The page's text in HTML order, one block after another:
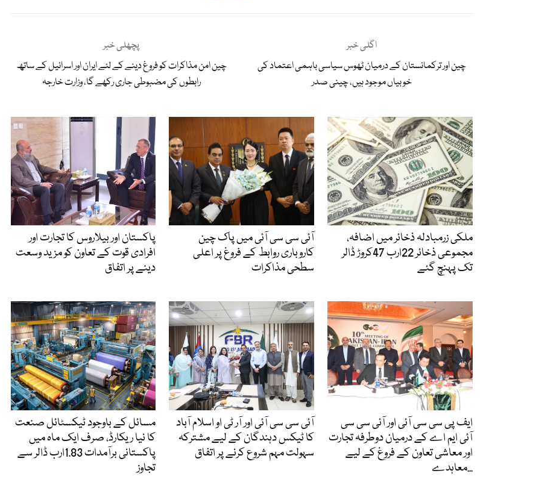
پچھلی خبر
چین امن مذاکرات کو فروغ دینے کے لئے ایران اور اسرائیل کے ساتھ
رابطوں کی مضبوطی جاری رکھے گا، وزارت خارجہ
اگلی خبر
چین اور ترکمانستان کے درمیان ٹھوس سیاسی باہمی اعتماد کی
خوبیاں موجود ہیں، چینی صدر
پاکستان اور بیلاروس کا تجارت اور
افرادی قوت کے تعاون کو مزید وسعت
دینے پر اتفاق
آئی سی سی آئی میں پاک چین
کاروباری روابط کے فروغ پر اعلی
سطحی مذاکرات
ملکی زرمبادلہ ذخائر میں اضافہ،
مجموعی ذخائر 22ارب 47کروڑ ڈالر
تک پہنچ گئے
مسائل کے باوجود ٹیکسٹائل صنعت
کا نیا ریکارڈ، صرف ایک ماہ میں
پاکستانی برآمدات 1.83ارب ڈالر سے
تجاوز
آئی سی سی آئی اور آر ٹی او اسلام آباد
کا ٹیکس دہندگان کے لیے مشترکہ
سہولت مہم شروع کرنے پر اتفاق
ایف پی سی سی آئی اور آئی سی سی
آئی ایم اے کے درمیان دوطرفہ تجارت
اور معاشی تعاون کے فروغ کے لیے
معاہدے...